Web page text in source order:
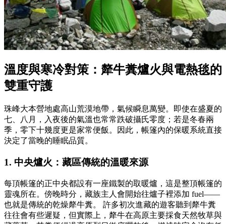
溫度與寒冷對策：犛牛糞爐火與電熱毯的
雙重守護
珠峰大本營地處高山荒漠地帶，氣候瞬息萬變。即使在盛夏的
七、八月，入夜後的氣溫也常常跌破攝氏零度；若是冬春兩
季，零下十幾度更是家常便飯。因此，帳篷內的保暖系統直接
決定了當晚的睡眠品質。
1. 中央爐火：藏區傳統的溫暖來源
每頂帳篷的正中央都設有一座鐵製的取暖爐，這是整頂帳篷的
靈魂所在。傍晚時分，藏族主人會開始往爐子裡添加 fuel——
也就是傳統的乾燥犛牛糞。 許多初次進藏的遊客聽到犛牛糞
往往會有些遲疑，但實際上，犛牛在高原主要採食天然牧草與